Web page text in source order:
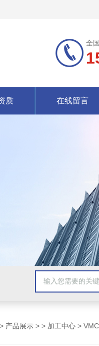
全
质 在线留言
> 产品展示 > > 加工中心 >